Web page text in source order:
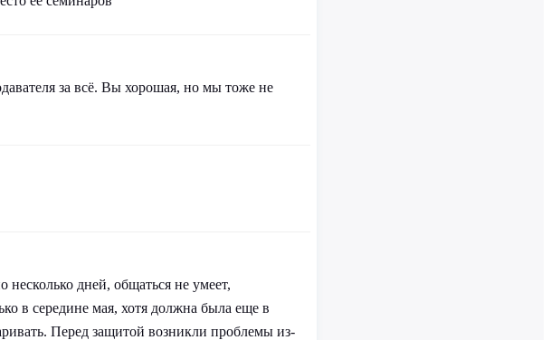
за всё. Вы хорошая, но мы тоже не
дней, общаться не умеет,
в середине мая, хотя должна была еще в
Перед защитой возникли проблемы из-